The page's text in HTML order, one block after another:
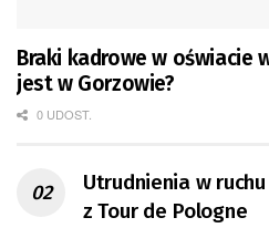
Braki kadrowe w oświacie
jest w Gorzowie?
0 UDOST.
Utrudnienia w
z Tour de Pologne